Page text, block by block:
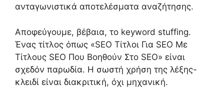
ανταγωνιστικά αποτελέσματα αναζήτησης.
Αποφεύγουμε, βέβαια, το keyword stuffing.
Ένας τίτλος όπως «SEO Τίτλοι Για SEO Με
Τίτλους SEO Που Βοηθούν Στο SEO» είναι
σχεδόν παρωδία. Η σωστή χρήση της λέξης-
κλειδί είναι διακριτική, όχι μηχανική.